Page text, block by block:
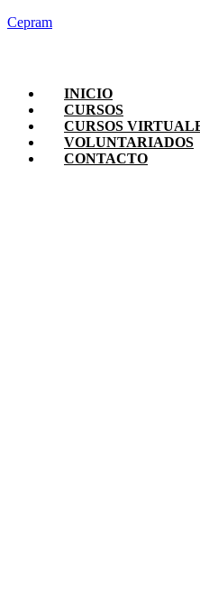
Cepram
INICIO
CURSOS
CURSOS
VOLUNTARIADOS
CONTACTO